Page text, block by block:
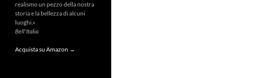
realismo un pezzo della nostra
storia e la bellezza di alcuni
luoghi.»
Bell'Italia
Acquista su Amazon →